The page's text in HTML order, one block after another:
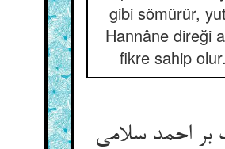
gibi sömürür,
Hannâne direği
fikre sahip
احمد سلامی